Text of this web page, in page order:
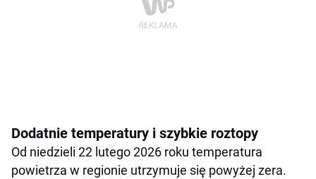
Dodatnie temperatury i szybkie roztopy
Od niedzieli 22 lutego 2026 roku temperatura
powietrza w regionie utrzymuje się powyżej zera.